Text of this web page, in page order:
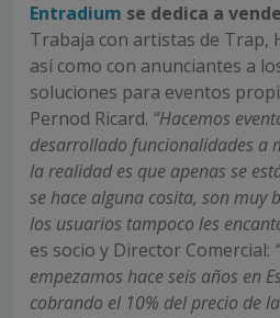
Entradium se dedica a
Trabaja con artistas de Trap,
así como con anunciantes a
soluciones para eventos
Pernod Ricard. “Hacemos
desarrollado funcionalidades a
la realidad es que apenas se
se hace alguna cosita, son muy
los usuarios tampoco les
es socio y Director Comercial:
empezamos hace seis años en
cobrando el 10% del precio de